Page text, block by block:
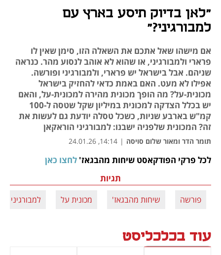
"לאן בדיוק תיסע בארץ עם
למבורגיני?"
אם מישהו שאל אתכם את השאלה הזו, סימן שאין לו
פרארי ולמבורגיני, או שהוא לא אוהב לנסוע מהר. כנראה
שניהם. אבל בישראל יש פרארי, ולמבורגיני ופורשה.
אפילו לא מעט. האם באמת כדאי להחזיק בישראל
מכונית-על? מה הופך מכונית מהירה למכונית-על, והאם
יש בכלל הצדקה למכונית במיליון שקל שטסה ל-100
קמ"ש בארבע שניות, כשכל טסלה יודעת גם לעשות את
זה? המכונית שלפניה ישבנו: למבורגיני הוראקאן
תומר הדר ומאור שלום סויסה |
14:14, 24.01.26
לכל פרקי הפודקאסט שיחות מהבגאז' לחצו כאן
תגיות
פורשה שיחות מהבגאז' מכונית על למבורגיני
עוד בכלכליסט